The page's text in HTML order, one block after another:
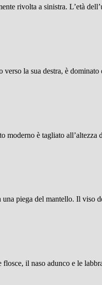
rivolta a sinistra. L’età
la sua destra, è
è tagliato all’altezza
piega del mantello. Il viso
il naso adunco e le